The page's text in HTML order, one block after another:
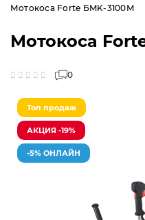
Мотокоса Forte БMK-3100М
Мотокоса
0
Топ продаж
АКЦИЯ -19%
-5% ОНЛАЙН